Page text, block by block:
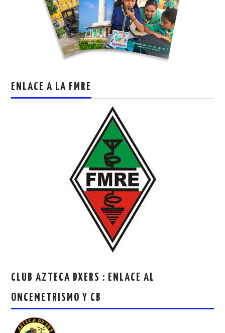
ENLACE A LA FMRE
CLUB AZTECA DXERS : ENLACE AL
ONCEMETRISMO Y CB